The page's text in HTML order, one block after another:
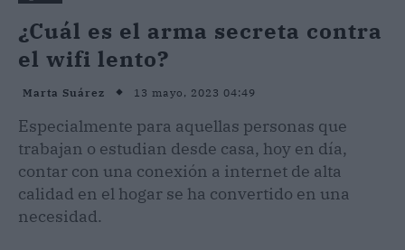
¿Cuál es el arma secreta contra
el wifi lento?
Marta Suárez 13 mayo, 2023 04:49
Especialmente para aquellas personas que
trabajan o estudian desde casa, hoy en día,
contar con una conexión a internet de alta
calidad en el hogar se ha convertido en una
necesidad.